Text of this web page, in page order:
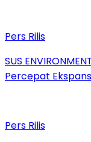
Pers Rilis
SUS
Percepat
Pers Rilis